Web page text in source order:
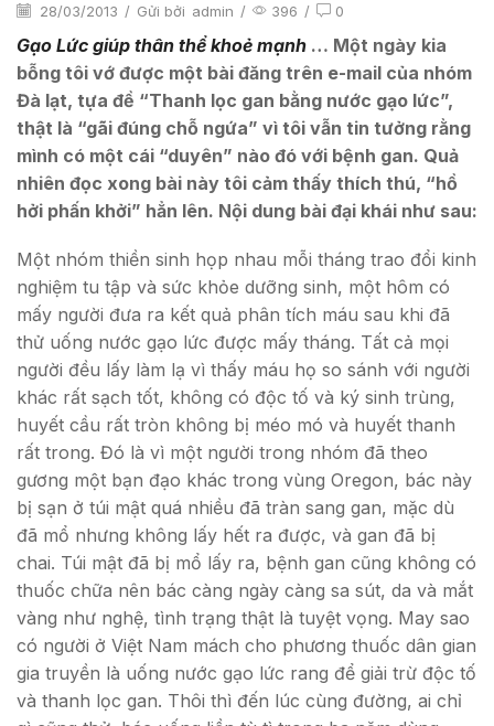
28/03/2013 / Gửi bởi admin / 396 / 0
Gạo Lức giúp thân thể khoẻ mạnh … Một ngày kia
bỗng tôi vớ được một bài đăng trên e-mail của nhóm
Đà lạt, tựa đề “Thanh lọc gan bằng nước gạo lức”,
thật là “gãi đúng chỗ ngứa” vì tôi vẫn tin tưởng rằng
mình có một cái “duyên” nào đó với bệnh gan. Quả
nhiên đọc xong bài này tôi cảm thấy thích thú, “hồ
hởi phấn khởi” hẳn lên. Nội dung bài đại khái như sau:
Một nhóm thiền sinh họp nhau mỗi tháng trao đổi kinh
nghiệm tu tập và sức khỏe dưỡng sinh, một hôm có
mấy người đưa ra kết quả phân tích máu sau khi đã
thử uống nước gạo lức được mấy tháng. Tất cả mọi
người đều lấy làm lạ vì thấy máu họ so sánh với người
khác rất sạch tốt, không có độc tố và ký sinh trùng,
huyết cầu rất tròn không bị méo mó và huyết thanh
rất trong. Đó là vì một người trong nhóm đã theo
gương một bạn đạo khác trong vùng Oregon, bác này
bị sạn ở túi mật quá nhiều đã tràn sang gan, mặc dù
đã mổ nhưng không lấy hết ra được, và gan đã bị
chai. Túi mật đã bị mổ lấy ra, bệnh gan cũng không có
thuốc chữa nên bác càng ngày càng sa sút, da và mắt
vàng như nghệ, tình trạng thật là tuyệt vọng. May sao
có người ở Việt Nam mách cho phương thuốc dân gian
gia truyền là uống nước gạo lức rang để giải trừ độc tố
và thanh lọc gan. Thôi thì đến lúc cùng đường, ai chỉ